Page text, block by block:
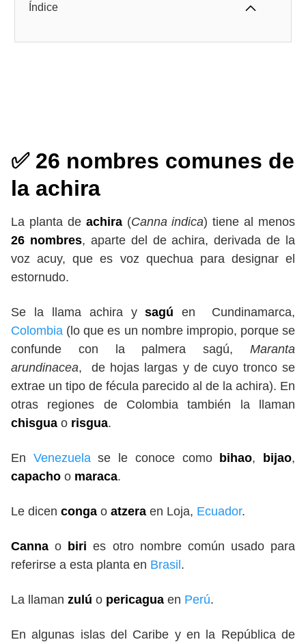
Índice
✅ 26 nombres comunes de
la achira
La planta de achira (Canna indica) tiene al menos
26 nombres, aparte del de achira, derivada de la
voz acuy, que es voz quechua para designar el
estornudo.
Se la llama achira ysagúen Cundinamarca,
Colombia (lo que es un nombre impropio, porque se
confunde con la palmera sagú, Maranta
arundinacea, de hojas largas y de cuyo tronco se
extrae un tipo de fécula parecido al de la achira). En
otras regiones de Colombia también la llaman
chisgua o risgua.
En Venezuelase le conoce como bihao, bijao,
capacho o maraca.
Le dicen conga o atzera en Loja, Ecuador.
Cannao biries otro nombre común usado para
referirse a esta planta en Brasil.
La llaman zulú o pericagua en Perú.
En algunas islas del Caribe y en la República de